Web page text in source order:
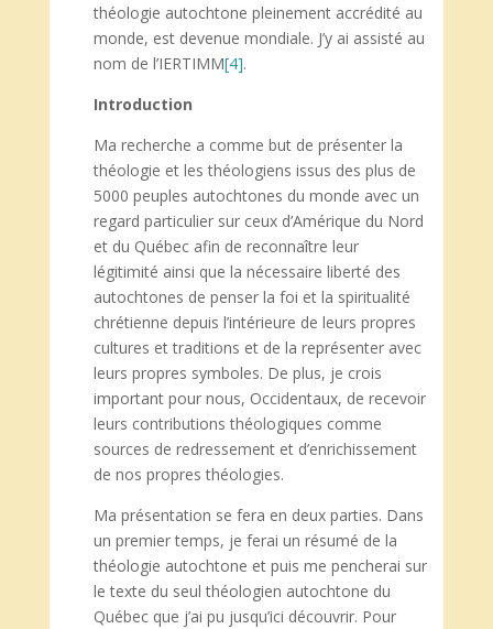
théologie autochtone pleinement accrédité au
monde, est devenue mondiale. J’y ai assisté au
nom de l’IERTIMM[4].
Introduction
Ma recherche a comme but de présenter la
théologie et les théologiens issus des plus de
5000 peuples autochtones du monde avec un
regard particulier sur ceux d’Amérique du Nord
et du Québec afin de reconnaître leur
légitimité ainsi que la nécessaire liberté des
autochtones de penser la foi et la spiritualité
chrétienne depuis l’intérieure de leurs propres
cultures et traditions et de la représenter avec
leurs propres symboles. De plus, je crois
important pour nous, Occidentaux, de recevoir
leurs contributions théologiques comme
sources de redressement et d’enrichissement
de nos propres théologies.
Ma présentation se fera en deux parties. Dans
un premier temps, je ferai un résumé de la
théologie autochtone et puis me pencherai sur
le texte du seul théologien autochtone du
Québec que j’ai pu jusqu’ici découvrir. Pour